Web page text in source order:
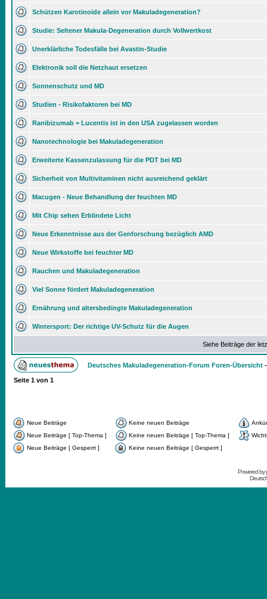
Schützen Karotinoide allein vor Makuladegeneration?
Studie: Seltener Makula-Degeneration durch Vollwertkost
Unerklärliche Todesfälle bei Avastin-Studie
Elektronik soll die Netzhaut ersetzen
Sonnenschutz und MD
Studien - Risikofaktoren bei MD
Ranibizumab = Lucentis ist in den USA zugelassen worden
Nanotechnologie bei Makuladegeneration
Erweiterte Kassenzulassung für die PDT bei MD
Sicherheit von Multivitaminen nicht ausreichend geklärt
Macugen - Neue Behandlung der feuchten MD
Mit Chip sehen Erblindete Licht
Neue Erkenntnisse aus der Genforschung bezüglich AMD
Neue Wirkstoffe bei feuchter MD
Rauchen und Makuladegeneration
Viel Sonne fördert Makuladegeneration
Ernährung und altersbedingte Makuladegeneration
Wintersport: Der richtige UV-Schutz für die Augen
Siehe Beiträge der
Deutsches Makuladegeneration-Forum Foren-Übersicht
Seite 1 von 1
Neue Beiträge Keine neuen Beiträge
Neue Beiträge [ Top-Thema ]
Keine neuen Beiträge [ Top-Thema ]
Neue Beiträge [ Gesperrt ]
Keine neuen Beiträge [ Gesperrt ]
Powered by